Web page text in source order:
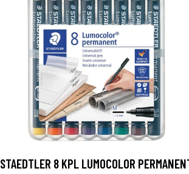
STAEDTLER 8 KPL LUMOCOLOR